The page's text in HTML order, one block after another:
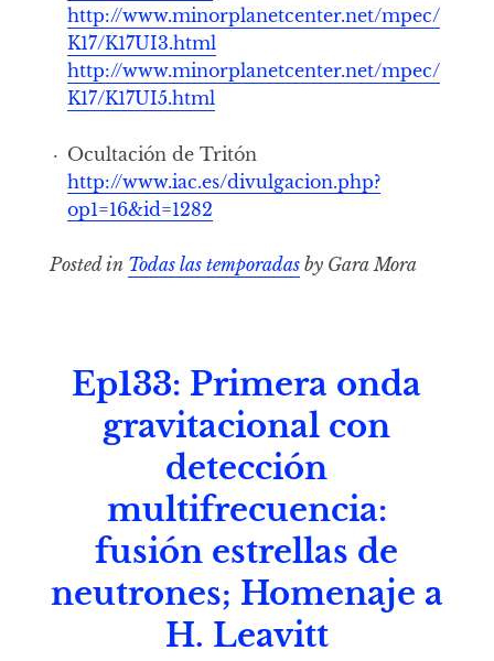
http://www.minorplanetcenter.net/mpec/
K17/K17UI3.html
http://www.minorplanetcenter.net/mpec/
K17/K17UI5.html
Ocultación de Tritón
http://www.iac.es/divulgacion.php?
op1=16&id=1282
Posted in Todas las temporadasby Gara Mora
Ep133: Primera onda
gravitacional con
detección
multifrecuencia:
fusión estrellas de
neutrones; Homenaje a
H. Leavitt